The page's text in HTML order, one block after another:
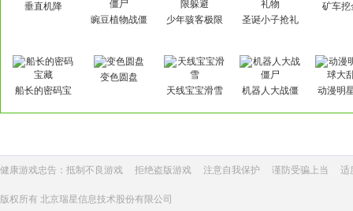
垂直机降
豌豆植物战僵
少年骇客极限
圣诞小子抢礼
矿车挖
船长的密码宝
变色圆盘
天线宝宝滑雪
机器人大战僵
动漫明
健康游戏忠告：抵制不良游戏 拒绝盗版游戏 注意自我保护 谨防受骗上当 适
版权所有 北京瑞星信息技术股份有限公司